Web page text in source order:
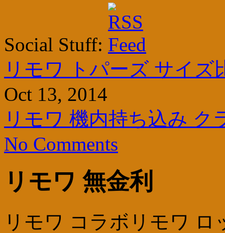
Social Stuff:
リモワ トパーズ サイズ
Oct 13, 2014
リモワ 機内持ち込み ク
No Comments
リモワ 無金利
リモワ コラボリモワ